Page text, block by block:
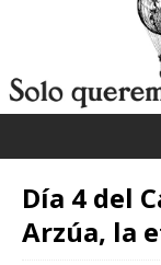
Día 4 del
Arzúa, la